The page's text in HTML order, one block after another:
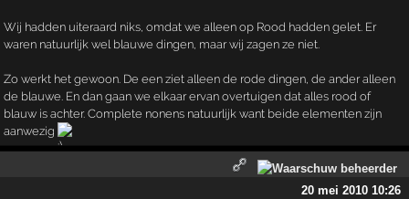
Wij hadden uiteraard niks, omdat we alleen op Rood hadden gelet. Er
waren natuurlijk wel blauwe dingen, maar wij zagen ze niet.
Zo werkt het gewoon. De een ziet alleen de rode dingen, de ander alleen
de blauwe. En dan gaan we elkaar ervan overtuigen dat alles rood of
blauw is achter. Complete nonens natuurlijk want beide elementen zijn
aanwezig
20 mei 2010 10:26